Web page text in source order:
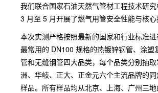
我们联合国家石油天然气管材工程技术研
3 月至 5 月开展了燃气用管安全性能与核心
本次实测严格按照最新的国家和行业标准
最常用的 DN100 规格的热镀锌钢管、涂塑
管和无缝钢管四大品类，每个品类分别抽
洲、华岐、正大、正金元六个主流品牌的
样品。所有样品均从北京、上海、广州三